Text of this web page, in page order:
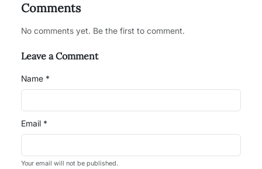
Comments
No comments yet. Be the first to comment.
Leave a Comment
Name *
Email *
Your email will not be published.